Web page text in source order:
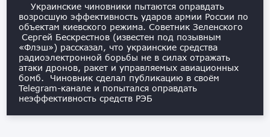
Украинские чиновники пытаются оправдать
возросшую эффективность ударов армии России по
объектам киевского режима. Советник Зеленского
Сергей Бескрестнов (известен под позывным
«Флэш») рассказал, что украинские средства
радиоэлектронной борьбы не в силах отражать
атаки дронов, ракет и управляемых авиационных
бомб. Чиновник сделал публикацию в своём
Telegram-канале и попытался оправдать
неэффективность средств РЭБ